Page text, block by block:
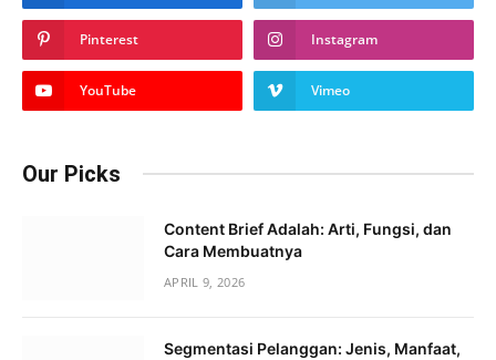
Pinterest Instagram
YouTube Vimeo
Our Picks
Content Brief Adalah: Arti, Fungsi, dan
Cara Membuatnya
APRIL 9, 2026
Segmentasi Pelanggan: Jenis, Manfaat,